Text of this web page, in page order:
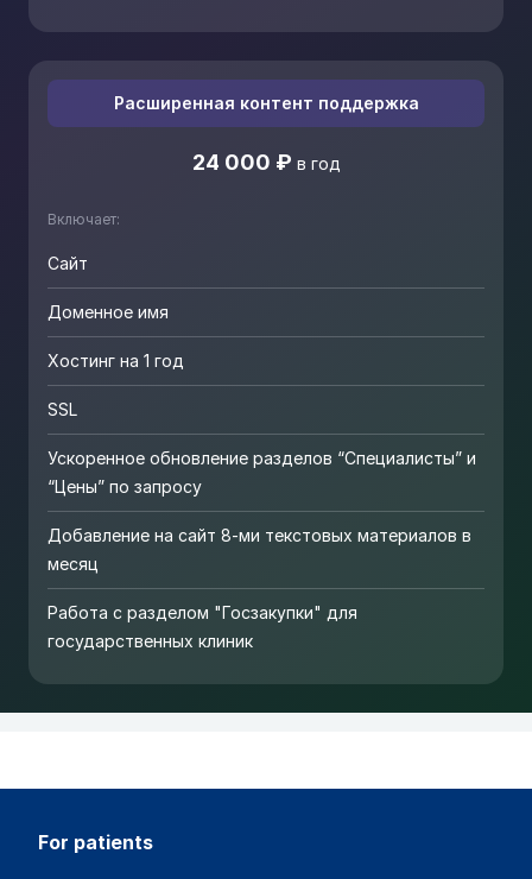
Расширенная контент поддержка
24 000 ₽ в год
Включает:
Сайт
Доменное имя
Хостинг на 1 год
SSL
Ускоренное обновление разделов “Специалисты” и
“Цены” по запросу
Добавление на сайт 8-ми текстовых материалов в
месяц
Работа с разделом "Госзакупки" для
государственных клиник
for patients